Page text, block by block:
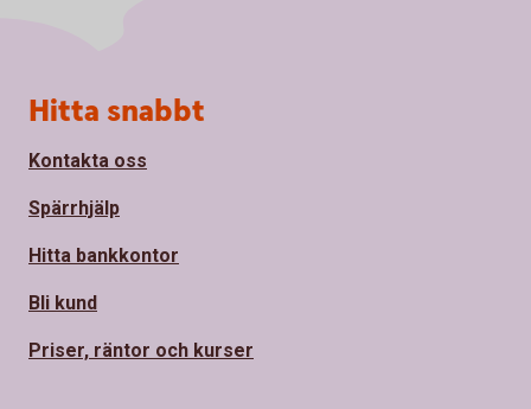
Sidfot
Hitta snabbt
Kontakta oss
Spärrhjälp
Hitta bankkontor
Bli kund
Priser, räntor och kurser